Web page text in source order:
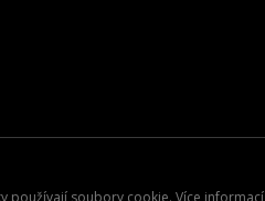
používají soubory cookie. Více informací